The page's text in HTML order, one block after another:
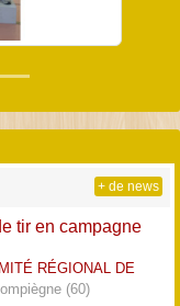
tir en campagne
RÉGIONAL DE
(60)
+ de news